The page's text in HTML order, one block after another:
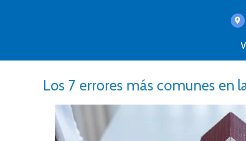
Los 7 errores más comunes en